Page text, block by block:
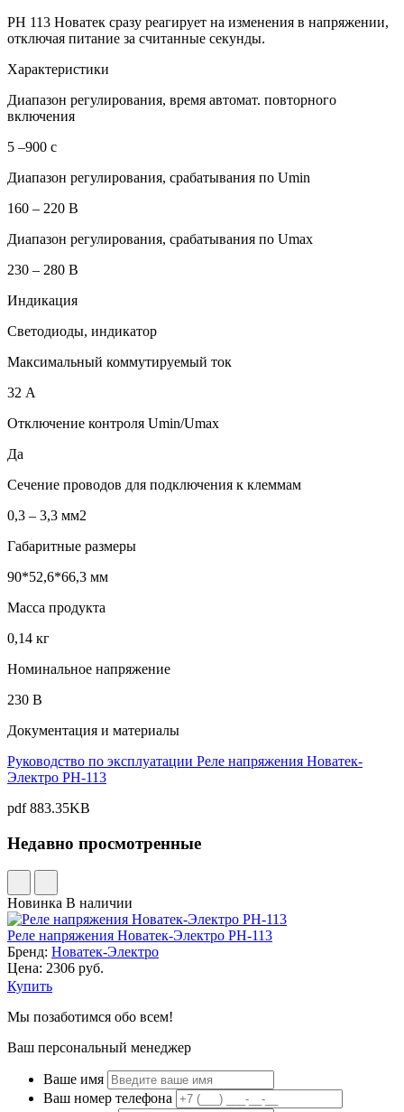
РН 113 Новатек сразу реагирует на изменения в напряжении,
отключая питание за считанные секунды.
Характеристики
Диапазон регулирования, время автомат. повторного
включения
5 –900 с
Диапазон регулирования, срабатывания по Umin
160 – 220 В
Диапазон регулирования, срабатывания по Umах
230 – 280 В
Индикация
Светодиоды, индикатор
Максимальный коммутируемый ток
32 А
Отключение контроля Umin/Umax
Да
Сечение проводов для подключения к клеммам
0,3 – 3,3 мм2
Габаритные размеры
90*52,6*66,3 мм
Масса продукта
0,14 кг
Номинальное напряжение
230 В
Документация и материалы
Руководство по эксплуатации Реле напряжения Новатек-
Электро РН-113
pdf 883.35KB
Недавно просмотренные
Новинка В наличии
Реле напряжения Новатек-Электро РН-113
Бренд: Новатек-Электро
Цена: 2306 руб.
Купить
Мы позаботимся обо всем!
Ваш персональный менеджер
Ваше имя
Ваш номер телефона